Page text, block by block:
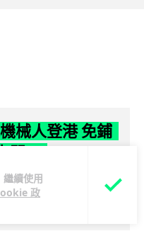
續使用
政
械人登港 免鋪
門」
機械人會自己行過嚟幫你
Powerman 移動充電機